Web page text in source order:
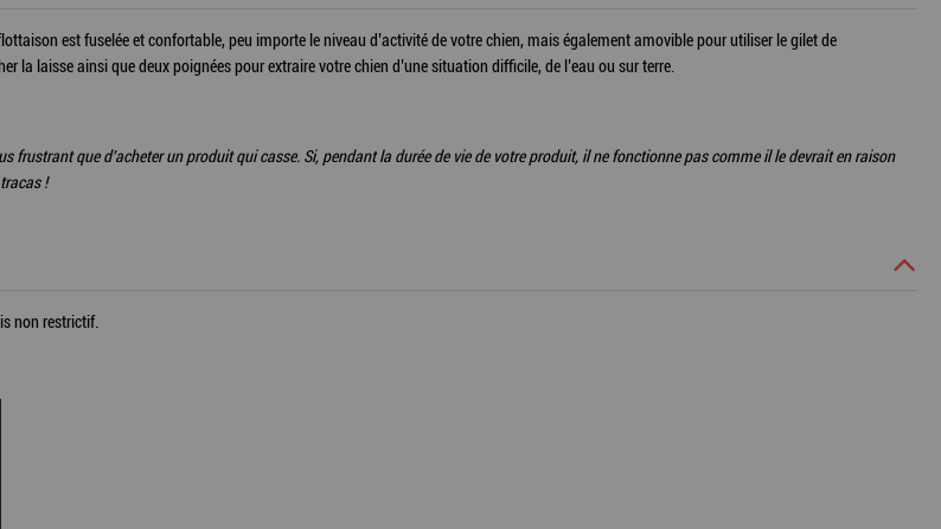
est fuselée et confortable, peu importe le niveau d’activité de votre chien, mais également amovible pour utiliser le gilet de
laisse ainsi que deux poignées pour extraire votre chien d’une situation difficile, de l’eau ou sur terre.
frustrant que d'acheter un produit qui casse. Si, pendant la durée de vie de votre produit, il ne fonctionne pas comme il le devrait en raison
!
non restrictif.